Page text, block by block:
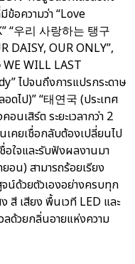
อความว่า “Love
“우리 사랑하는 탱구
DAISY, OUR ONLY”,
WE WILL LAST
ไปจนถึงการแปรกระดาษ
ดไป)” “태연국 (ประเทศ
นเสิร์ต ระยะเวลากว่า 2
คยเชื่อกลับต้องเปลี่ยนไป
ใจและรับฟังผลงานมา
อน) สามารถร้อยเรียง
น์ด้วยตัวเองอย่างครบทุก
สี เสียง พื้นเวที LED และ
ด้วยกลิ่นอายแห่งความ